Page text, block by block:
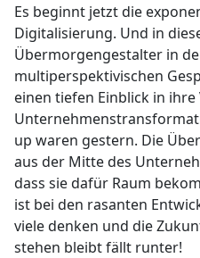
Es beginnt jetzt die
Digitalisierung. Und in
Übermorgengestalter in
multiperspektivischen
einen tiefen Einblick in
up waren gestern. Die
aus der Mitte des
dass sie dafür Raum
ist bei den rasanten
viele denken und die
stehen bleibt fällt runter!